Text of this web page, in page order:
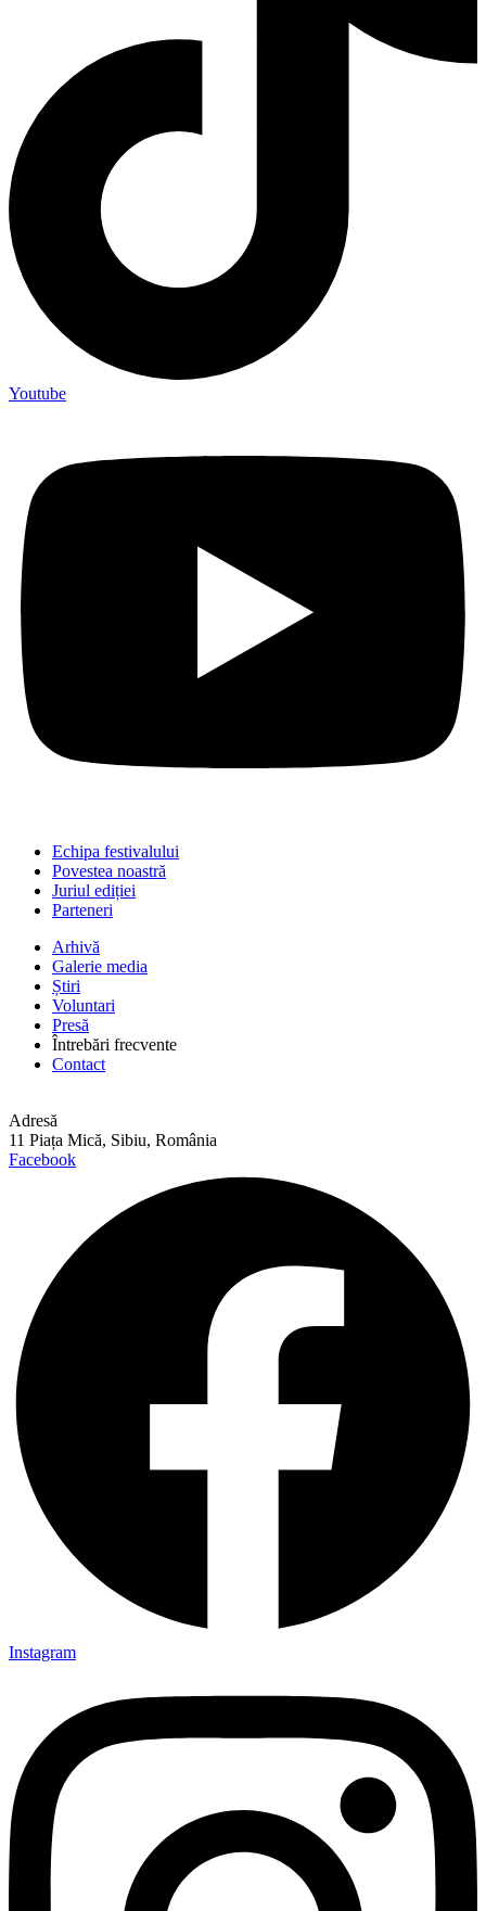
Youtube
Echipa festivalului
Povestea noastră
Juriul ediției
Parteneri
Arhivă
Galerie media
Știri
Voluntari
Presă
Întrebări frecvente
Contact
Adresă
11 Piața Mică, Sibiu, România
Facebook
Instagram